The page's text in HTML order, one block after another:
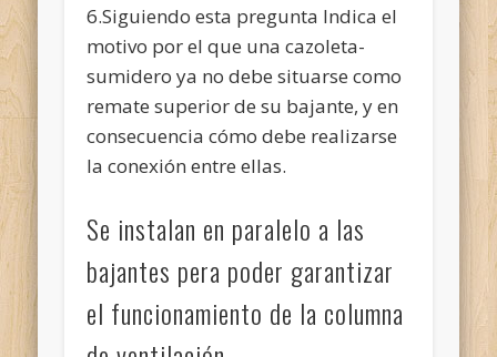
6.Siguiendo esta pregunta Indica el
motivo por el que una cazoleta-
sumidero ya no debe situarse como
remate superior de su bajante, y en
consecuencia cómo debe realizarse
la conexión entre ellas.
Se instalan en paralelo a las
bajantes pera poder garantizar
el funcionamiento de la columna